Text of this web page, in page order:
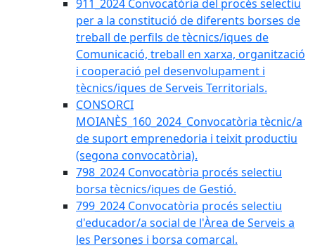
911_2024 Convocatòria del procés selectiu
per a la constitució de diferents borses de
treball de perfils de tècnics/iques de
Comunicació, treball en xarxa, organització
i cooperació pel desenvolupament i
tècnics/iques de Serveis Territorials.
CONSORCI
MOIANÈS_160_2024_Convocatòria tècnic/a
de suport emprenedoria i teixit productiu
(segona convocatòria).
798_2024 Convocatòria procés selectiu
borsa tècnics/iques de Gestió.
799_2024 Convocatòria procés selectiu
d'educador/a social de l'Àrea de Serveis a
les Persones i borsa comarcal.